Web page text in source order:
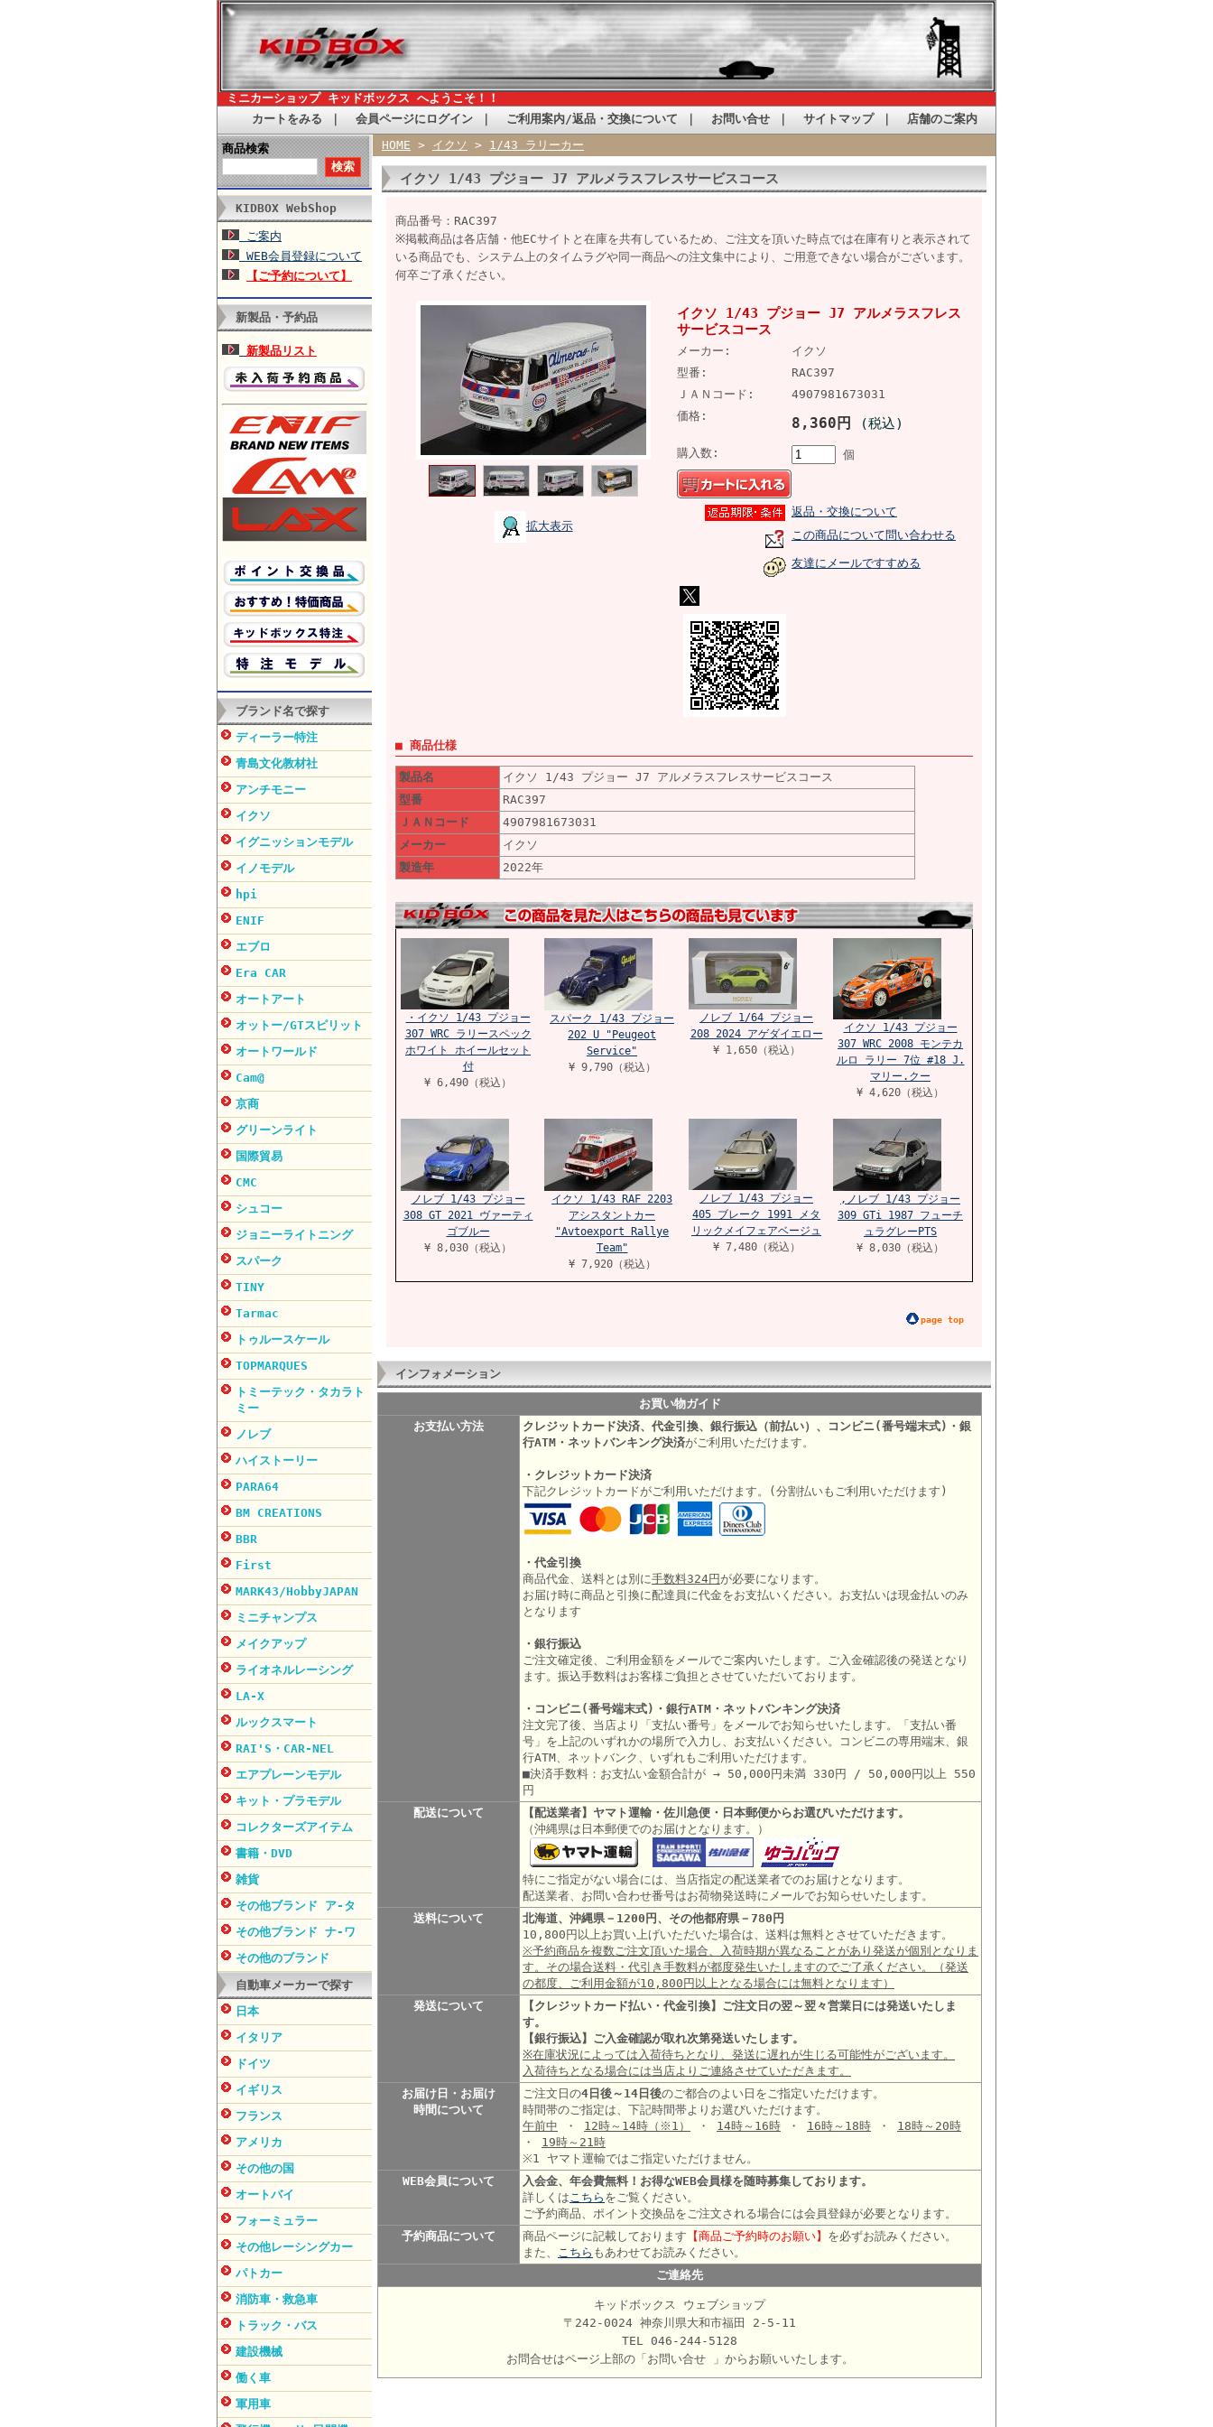
ミニカーショップ キッドボックス へようこそ！！
カートをみる
会員ページにログイン ご利用案内/返品・交換について お問い合せ サイトマップ｜ 店舗のご案内
商品検索
KIDBOX WebShop
ご案内
WEB会員登録について
【ご予約について】
新製品・予約品
新製品リスト
ブランド名で探す
ディーラー特注
青島文化教材社
アンチモニー
イクソ
イグニッションモデル
イノモデル
hpi
ENIF
エブロ
Era CAR
オートアート
オットー/GTスピリット
オートワールド
Cam@
京商
グリーンライト
国際貿易
CMC
シュコー
ジョニーライトニング
スパーク
TINY
Tarmac
トゥルースケール
TOPMARQUES
トミーテック・タカラト
ミー
ノレブ
ハイストーリー
PARA64
BM CREATIONS
BBR
First
MARK43/HobbyJAPAN
ミニチャンプス
メイクアップ
ライオネルレーシング
LA-X
ルックスマート
RAI'S・CAR-NEL
エアプレーンモデル
キット・プラモデル
コレクターズアイテム
書籍・DVD
雑貨
その他ブランド ア-タ
その他ブランド ナ-ワ
その他のブランド
自動車メーカーで探す
日本
イタリア
ドイツ
イギリス
フランス
アメリカ
その他の国
オートバイ
フォーミュラー
その他レーシングカー
パトカー
消防車・救急車
トラック・バス
建設機械
働く車
軍用車
HOME > イクソ > 1/43 ラリーカー
イクソ 1/43 プジョー J7 アルメラスフレスサービスコース
商品番号：RAC397
※掲載商品は各店舗・他ECサイトと在庫を共有しているため、ご注文を頂いた時点では在庫有りと表示されて
いる商品でも、システム上のタイムラグや同一商品への注文集中により、ご用意できない場合がございます。
何卒ご了承ください。
拡大表示
イクソ 1/43 プジョー J7 アルメラスフレス
サービスコース
メーカー:
イクソ
型番:
RAC397
ＪＡＮコード:
4907981673031
価格:
8,360円 (税込)
購入数: 個
返品・交換について
この商品について問い合わせる
友達にメールですすめる
■ 商品仕様
製品名
イクソ 1/43 プジョー J7 アルメラスフレスサービスコース
型番
RAC397
ＪＡＮコード
4907981673031
メーカー
イクソ
製造年
2022年
・イクソ 1/43 プジョー
307 WRC ラリースペック
ホワイト ホイールセット
付
¥ 6,490（税込）
スパーク 1/43 プジョー
202 U "Peugeot
Service"
¥ 9,790（税込）
ノレブ 1/64 プジョー
208 2024 アゲダイエロー
¥ 1,650（税込）
イクソ 1/43 プジョー
307 WRC 2008 モンテカ
ルロ ラリー 7位 #18 J.
マリー.クー
¥ 4,620（税込）
ノレブ 1/43 プジョー
308 GT 2021 ヴァーティ
ゴブルー
¥ 8,030（税込）
イクソ 1/43 RAF 2203
アシスタントカー
"Avtoexport Rallye
Team"
¥ 7,920（税込）
ノレブ 1/43 プジョー
405 ブレーク 1991 メタ
リックメイフェアベージュ
¥ 7,480（税込）
,ノレブ 1/43 プジョー
309 GTi 1987 フューチ
ュラグレーPTS
¥ 8,030（税込）
page top
インフォメーション
お買い物ガイド
お支払い方法
クレジットカード決済、代金引換、銀行振込（前払い）、コンビニ(番号端末式)・銀
行ATM・ネットバンキング決済がご利用いただけます。
・クレジットカード決済
下記クレジットカードがご利用いただけます。(分割払いもご利用いただけます)
・代金引換
商品代金、送料とは別に手数料324円 が必要になります。
お届け時に商品と引換に配達員に代金をお支払いください。お支払いは現金払いのみ
となります
・銀行振込
ご注文確定後、ご利用金額をメールでご案内いたします。ご入金確認後の発送となり
ます。振込手数料はお客様ご負担とさせていただいております。
・コンビニ(番号端末式)・銀行ATM・ネットバンキング決済
注文完了後、当店より「支払い番号」をメールでお知らせいたします。「支払い番
号」を上記のいずれかの場所で入力し、お支払いください。コンビニの専用端末、銀
行ATM、ネットバンク、いずれもご利用いただけます。
■決済手数料：お支払い金額合計が → 50,000円未満 330円 / 50,000円以上 550
円
配送について
【配送業者】ヤマト運輸・佐川急便・日本郵便からお選びいただけます。
（沖縄県は日本郵便でのお届けとなります。）
特にご指定がない場合には、当店指定の配送業者でのお届けとなります。
配送業者、お問い合わせ番号はお荷物発送時にメールでお知らせいたします。
送料について
北海道、沖縄県－1200円、その他都府県－780円
10,800円以上お買い上げいただいた場合は、送料は無料とさせていただきます。
※予約商品を複数ご注文頂いた場合、入荷時期が異なることがあり発送が個別となりま
す。その場合送料・代引き手数料が都度発生いたしますのでご了承ください。（発送
の都度、ご利用金額が10,800円以上となる場合には無料となります）
発送について
【クレジットカード払い・代金引換】ご注文日の翌～翌々営業日には発送いたしま
す。
【銀行振込】ご入金確認が取れ次第発送いたします。
※在庫状況によっては入荷待ちとなり、発送に遅れが生じる可能性がございます。
入荷待ちとなる場合には当店よりご連絡させていただきます。
お届け日・お届け
時間について
ご注文日の4日後～14日後のご都合のよい日をご指定いただけます。
時間帯のご指定は、下記時間帯よりお選びいただけます。
午前中 ・ 12時～14時 （※1） ・ 14時～16時 ・ 16時～18時 ・ 18時～20時
・ 19時～21時
※1 ヤマト運輸ではご指定いただけません。
WEB会員について
入会金、年会費無料！お得なWEB会員様を随時募集しております。
詳しくはこちら をご覧ください。
ご予約商品、ポイント交換品をご注文される場合には会員登録が必要となります。
予約商品について
商品ページに記載しております 【商品ご予約時のお願い】 を必ずお読みください。
また、 こちら もあわせてお読みください。
ご連絡先
キッドボックス ウェブショップ
〒242-0024 神奈川県大和市福田 2-5-11
TEL 046-244-5128
お問合せはページ上部の「お問い合せ 」からお願いいたします。